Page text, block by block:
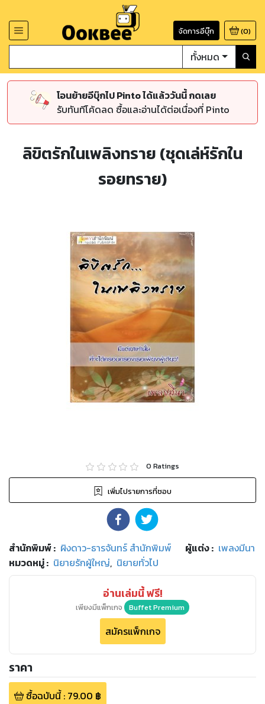
จัดการอีบุ๊ก (0)
ทั้งหมด
โอนย้ายอีบุ๊กไป Pinto ได้แล้ววันนี้ กดเลย
รับทันทีโค้ดลด ซื้อและอ่านได้ต่อเนื่องที่ Pinto
ลิขิตรักในเพลิงทราย (ชุดเล่ห์รักใน
รอยทราย)
0 Ratings
เพิ่มไปรายการที่ชอบ
สำนักพิมพ์: ผิงดาว-ธารจันทร์ สำนักพิมพ์ ผู้แต่ง : เพลงมีนา
หมวดหมู่: นิยายรักผู้ใหญ่, นิยายทั่วไป
อ่านเล่มนี้ ฟรี!
เพียงมีแพ็กเกจ Buffet Premium
สมัครแพ็กเกจ
ราคา
ซื้อฉบับนี้: 79.00 ฿